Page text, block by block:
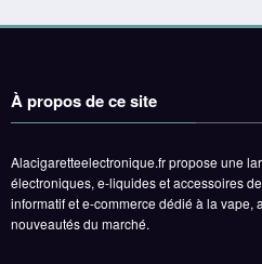
À propos de ce site
Alacigaretteelectronique.fr propose une
électroniques, e-liquides et accessoires
informatif et e-commerce dédié à la vape,
nouveautés du marché.